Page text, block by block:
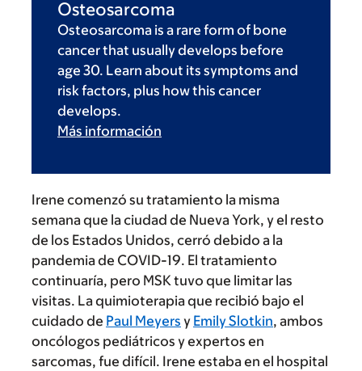
Osteosarcoma
Osteosarcoma is a rare form of bone
cancer that usually develops before
age 30. Learn about its symptoms and
risk factors, plus how this cancer
develops.
Más información
Irene comenzó su tratamiento la misma
semana que la ciudad de Nueva York, y el resto
de los Estados Unidos, cerró debido a la
pandemia de COVID-19. El tratamiento
continuaría, pero MSK tuvo que limitar las
visitas. La quimioterapia que recibió bajo el
cuidado de Paul Meyers y Emily Slotkin, ambos
oncólogos pediátricos y expertos en
sarcomas, fue difícil. Irene estaba en el hospital